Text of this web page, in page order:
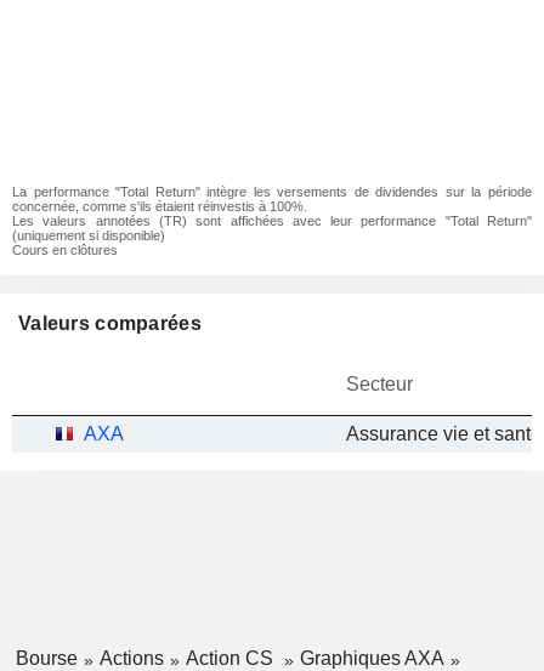
La performance "Total Return" intègre les versements de dividendes sur la période
concernée, comme s'ils étaient réinvestis à 100%.
Les valeurs annotées (TR) sont affichées avec leur performance "Total Return"
(uniquement si disponible)
Cours en clôtures
Valeurs comparées
Secteur
AXA Assurance vie et
Bourse Actions Action CS
Graphiques AXA